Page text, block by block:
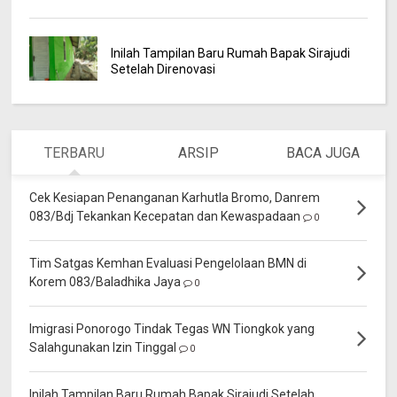
Inilah Tampilan Baru Rumah Bapak Sirajudi
Setelah Direnovasi
TERBARU ARSIP BACA JUGA
Cek Kesiapan Penanganan Karhutla Bromo, Danrem
083/Bdj Tekankan Kecepatan dan Kewaspadaan
0
Tim Satgas Kemhan Evaluasi Pengelolaan BMN di
Korem 083/Baladhika Jaya
0
Imigrasi Ponorogo Tindak Tegas WN Tiongkok yang
Salahgunakan Izin Tinggal
0